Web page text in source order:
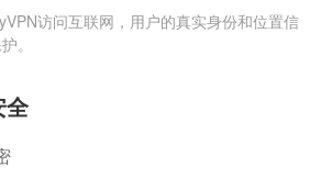
访问互联网，用户的真实身份和位置信
。
全